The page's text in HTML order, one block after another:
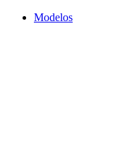
Modelos